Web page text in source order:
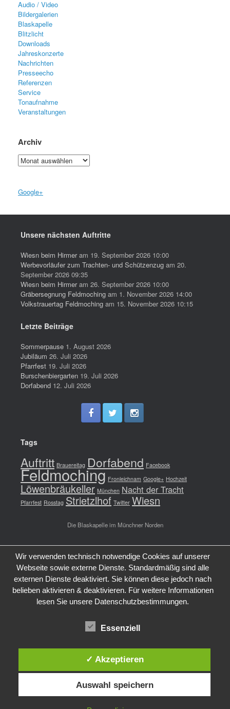
Audio / Video
Bildergalerien
Blaskapelle
Blitzlicht
Downloads
Jahreskonzerte
Nachrichten
Presseecho
Referenzen
Service
Tonaufnahme
Veranstaltungen
Archiv
Archiv
Google+
Unsere nächsten Auftritte
Wiesn beim Hirmeram 19. September 2026 10:00
Werbevorläufer zum Trachten- und Schützenzug am 20.
September 2026 09:35
Wiesn beim Hirmeram 26. September 2026 10:00
Gräbersegnung Feldmoching am 1. November 2026 14:00
Volkstrauertag Feldmoching am 15. November 2026 10:15
Letzte Beiträge
Sommerpause 1. August 2026
Jubiläum 26. Juli 2026
Pfarrfest 19. Juli 2026
Burschenbiergarten 19. Juli 2026
Dorfabend 12. Juli 2026
Tags
Auftritt Brauereitag Dorfabend Facebook
Feldmoching Fronleichnam Google+ Hochzeit
Löwenbräukeller München Nacht der Tracht
Pfarrfest Rosstag Strietzlhof Twitter Wiesn
Die Blaskapelle im Münchner Norden
Wir verwenden technisch notwendige Cookies auf unserer
Webseite sowie externe Dienste. Standardmäßig sind alle
externen Dienste deaktiviert. Sie können diese jedoch nach
belieben aktivieren & deaktivieren. Für weitere Informationen
lesen Sie unsere Datenschutzbestimmungen.
Essenziell
✓ Akzeptieren
Auswahl speichern